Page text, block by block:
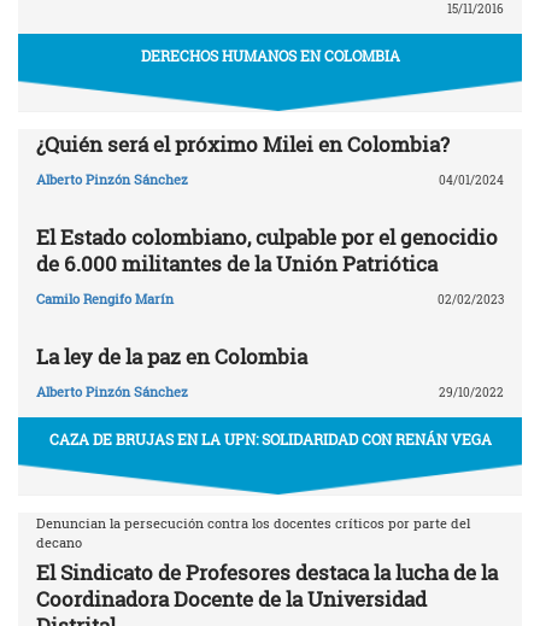
15/11/2016
DERECHOS HUMANOS EN COLOMBIA
¿Quién será el próximo Milei en Colombia?
Alberto Pinzón Sánchez 04/01/2024
El Estado colombiano, culpable por el genocidio
de 6.000 militantes de la Unión Patriótica
Camilo Rengifo Marín 02/02/2023
La ley de la paz en Colombia
Alberto Pinzón Sánchez 29/10/2022
CAZA DE BRUJAS EN LA UPN: SOLIDARIDAD CON RENÁN VEGA
Denuncian la persecución contra los docentes críticos por parte del
decano
El Sindicato de Profesores destaca la lucha de la
Coordinadora Docente de la Universidad